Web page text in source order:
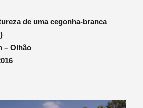
de uma cegonha-branca
)
– Olhão